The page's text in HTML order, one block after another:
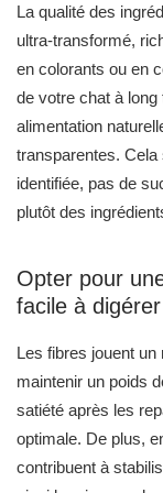
identifiée, pas de
plutôt des
Opter pour
Les fibres jouent un
maintenir un poids
optimale. De plus,
contribuent à
surpoids.
Conseils
les excès